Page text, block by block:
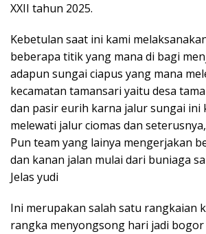
XXII tahun 2025.
Kebetulan saat ini kami
beberapa titik yang mana di bagi
adapun sungai ciapus yang mana
kecamatan tamansari yaitu desa
dan pasir eurih karna jalur sungai ini
melewati jalur ciomas dan seterusnya,
Pun team yang lainya mengerjakan
dan kanan jalan mulai dari buniaga
Jelas yudi
Ini merupakan salah satu rangkaian
rangka menyongsong hari jadi bogor